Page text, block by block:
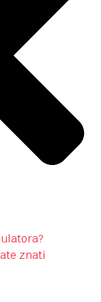
znati